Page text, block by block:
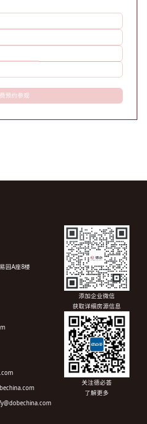
预约参观
园A座8楼
添加企业微信
获取详细房源信息
关注德必荟
了解更多